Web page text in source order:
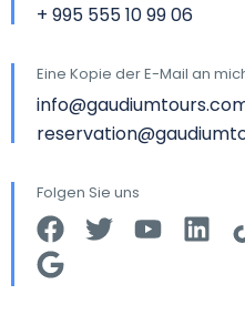
+ 995 555 10 99 06
Eine Kopie der E-Mail an
Folgen Sie uns